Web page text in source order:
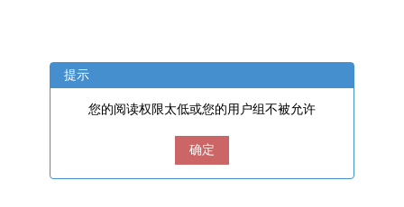
提示
您的阅读权限太低或您的用户组不被允许
确定